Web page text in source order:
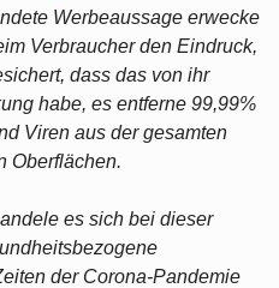
Werbeaussage erwecke
Verbraucher den Eindruck,
dass das von ihr
habe, es entferne 99,99%
Viren aus der gesamten
Oberflächen.
es sich bei dieser
der Corona-Pandemie